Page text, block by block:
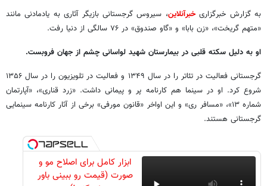
به گزارش خبرگزاریخبرآنلاین، سیروس گرجستانی بازیگر آثاری به یادمادنی مانند
«متهم‌ گریخت»، «زن بابا» و «گاو صندوق» در ۷۶ سالگی از دنیا رفت.
او به دلیل سکته قلبی در بیمارستان شهید لواسانی چشم از جهان فروبست.
گرجستانی فعالیت در تئاتر را در سال ۱۳۴۹ و فعالیت در تلویزیون را در سال ۱۳۵۶
شروع کرد. او در سینما هم کارنامه پر و پیمانی داشت. «زرد قناری»، «آپارتمان
شماره ۱۳»، «مسافر ری» و این اواخر «قانون مورفی» برخی از آثار کارنامه سینمایی
گرجستانی هستند.
ابزار کامل برای اصلاح مو و
صورت (قیمت رو ببینی باور